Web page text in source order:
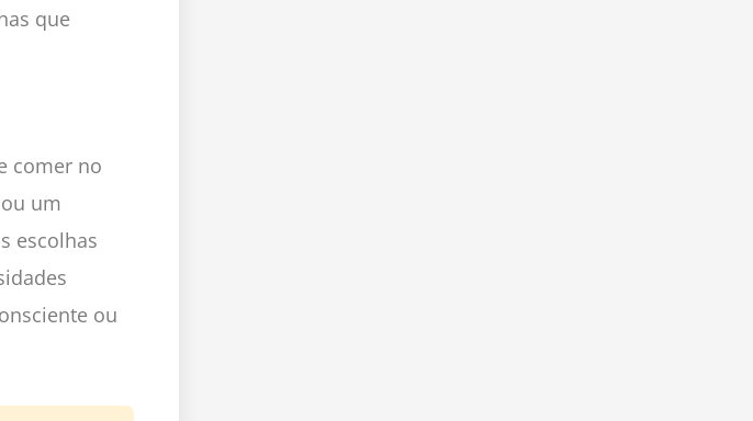
que
comer no
um
escolhas
ou